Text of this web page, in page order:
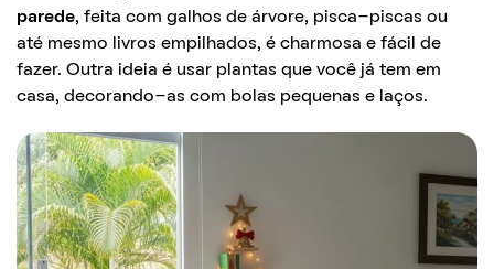
parede, feita com galhos de árvore, pisca-piscas ou
até mesmo livros empilhados, é charmosa e fácil de
fazer. Outra ideia é usar plantas que você já tem em
casa, decorando-as com bolas pequenas e laços.